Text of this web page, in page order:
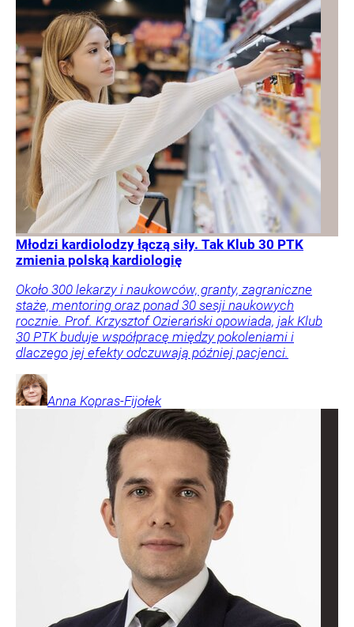
Młodzi kardiolodzy łączą siły. Tak Klub 30 PTK
zmienia polską kardiologię
Około 300 lekarzy i naukowców, granty, zagraniczne
staże, mentoring oraz ponad 30 sesji naukowych
rocznie. Prof. Krzysztof Ozierański opowiada, jak Klub
30 PTK buduje współpracę między pokoleniami i
dlaczego jej efekty odczuwają później pacjenci.
Anna Kopras-Fijołek